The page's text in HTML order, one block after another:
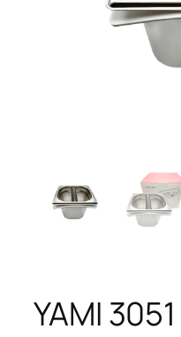
YAMI